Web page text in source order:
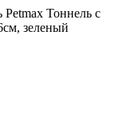
Тоннель с
зеленый